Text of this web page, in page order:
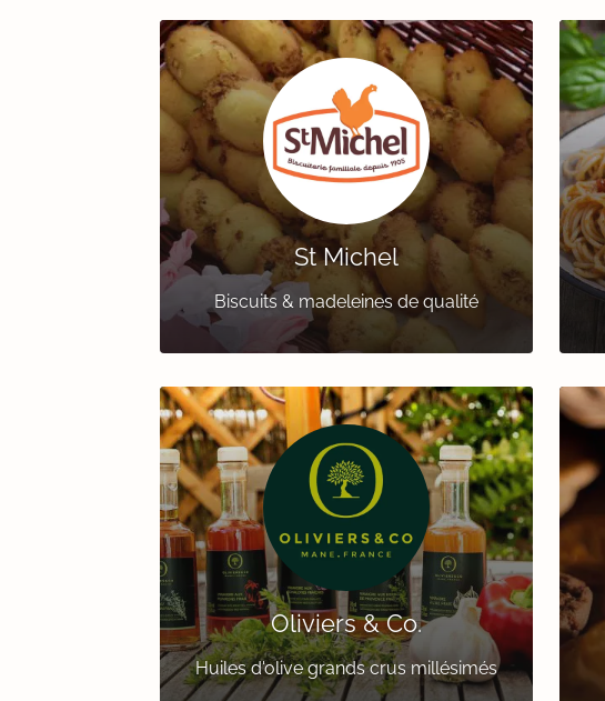
St Michel
Biscuits & madeleines de qualité
Oliviers & Co.
Huiles d'olive grands crus millésimés